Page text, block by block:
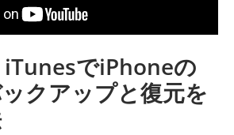
でiPhoneの
クアップと復元を